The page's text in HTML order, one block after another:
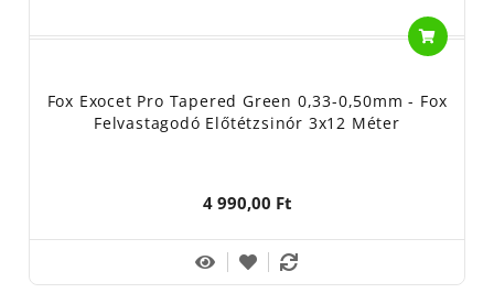
Fox Exocet Pro Tapered Green 0,33-0,50mm - Fox
Felvastagodó Előtétzsinór 3x12 Méter
4 990,00 Ft